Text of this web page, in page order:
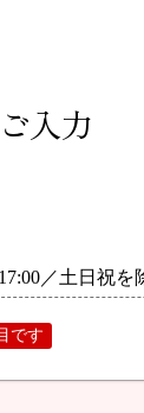
入力
／土日祝を
です